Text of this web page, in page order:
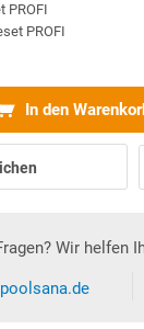
PROFI
PROFI
In den
Wir helfen